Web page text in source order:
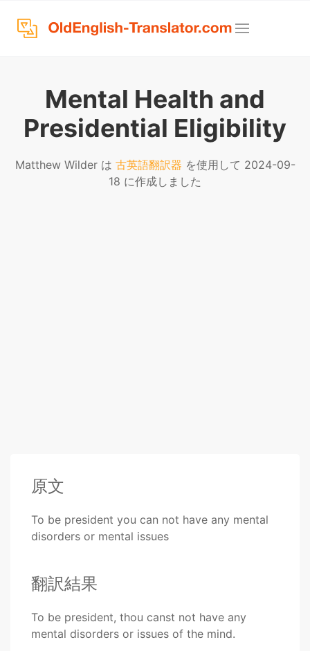
Mental Health and
Presidential Eligibility
Matthew Wilder は 古英語翻訳器 を使用して 2024-09-
18 に作成しました
原文
To be president you can not have any mental
disorders or mental issues
翻訳結果
To be president, thou canst not have any
mental disorders or issues of the mind.